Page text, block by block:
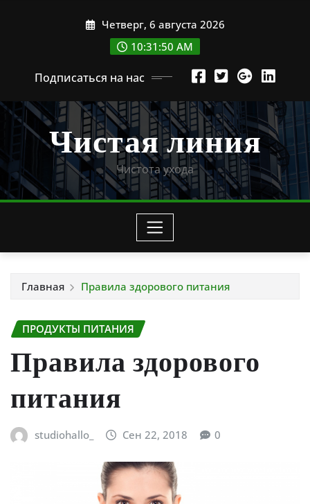
Четверг, 6 августа 2026
10:31:52 AM
Подписаться на нас
Чистая линия
Чистота ухода
Главная Правила здорового питания
ПРОДУКТЫ ПИТАНИЯ
Правила здорового
питания
studiohallo_ Сен 22, 2018 0